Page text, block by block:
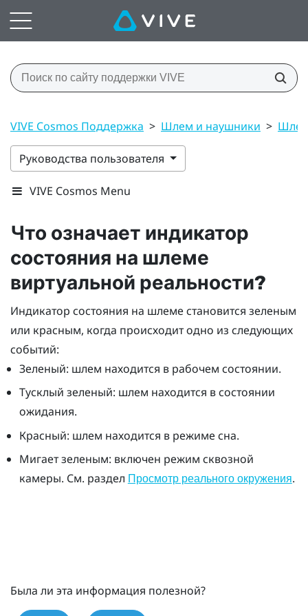
VIVE Cosmos Поддержка > Шлем и наушники >
Руководства пользователя
VIVE Cosmos Menu
Что означает индикатор
состояния на шлеме
виртуальной реальности?
Индикатор состояния на шлеме становится зеленым
или красным, когда происходит одно из следующих
событий:
Зеленый: шлем находится в рабочем состоянии.
Тусклый зеленый: шлем находится в состоянии
ожидания.
Красный: шлем находится в режиме сна.
Мигает зеленым: включен режим сквозной
камеры. См. раздел Просмотр реального окружения.
Была ли эта информация полезной?